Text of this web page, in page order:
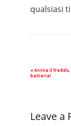
qualsiasi
« Arriva il
batteria!
Leave a